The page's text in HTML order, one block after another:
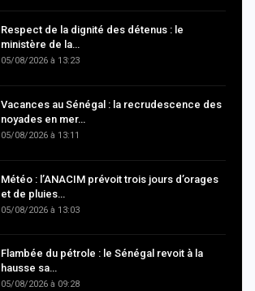
Respect de la dignité des détenus : le
ministère de la…
05/08/2026 à 13:23
Vacances au Sénégal : la recrudescence des
noyades en mer…
05/08/2026 à 13:11
Météo : l’ANACIM prévoit trois jours d’orages
et de pluies…
05/08/2026 à 13:03
Flambée du pétrole : le Sénégal revoit à la
hausse sa…
05/08/2026 à 09:28